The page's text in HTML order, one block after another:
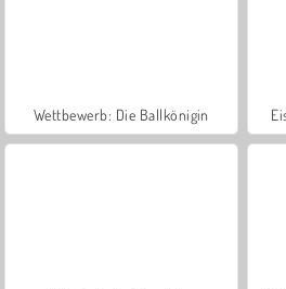
Wettbewerb: Die Ballkönigin